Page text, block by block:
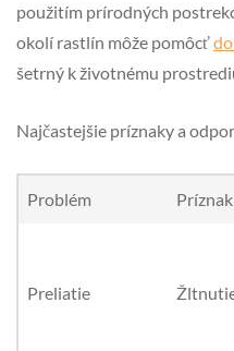
použitím prírodných
okolí rastlín môže pomôcť
šetrný k životnému
Najčastejšie príznaky a
Problém Príznak
Preliatie